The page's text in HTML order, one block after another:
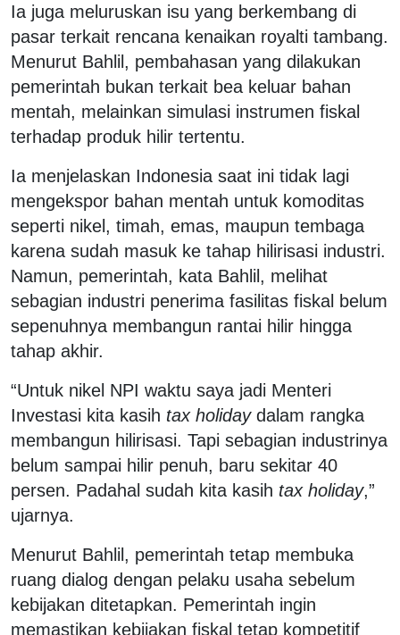
Ia juga meluruskan isu yang berkembang di
pasar terkait rencana kenaikan royalti tambang.
Menurut Bahlil, pembahasan yang dilakukan
pemerintah bukan terkait bea keluar bahan
mentah, melainkan simulasi instrumen fiskal
terhadap produk hilir tertentu.
Ia menjelaskan Indonesia saat ini tidak lagi
mengekspor bahan mentah untuk komoditas
seperti nikel, timah, emas, maupun tembaga
karena sudah masuk ke tahap hilirisasi industri.
Namun, pemerintah, kata Bahlil, melihat
sebagian industri penerima fasilitas fiskal belum
sepenuhnya membangun rantai hilir hingga
tahap akhir.
“Untuk nikel NPI waktu saya jadi Menteri
Investasi kita kasih tax holidaydalam rangka
membangun hilirisasi. Tapi sebagian industrinya
belum sampai hilir penuh, baru sekitar 40
persen. Padahal sudah kita kasih tax holiday,”
ujarnya.
Menurut Bahlil, pemerintah tetap membuka
ruang dialog dengan pelaku usaha sebelum
kebijakan ditetapkan. Pemerintah ingin
memastikan kebijakan fiskal tetap kompetitif